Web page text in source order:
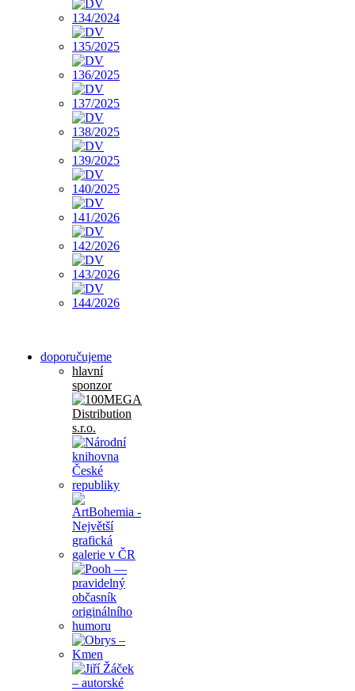
doporučujeme
hlavní
sponzor